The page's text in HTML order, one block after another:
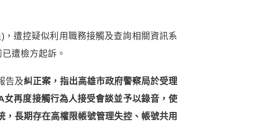
遭控疑似利用職務接觸及查詢相關資訊系
遭檢方起訴。
告及糾正案，指出高雄市政府警察局於受理
再度接觸行為人接受會談並予以錄音，使
長期存在高權限帳號管理失控、帳號共用